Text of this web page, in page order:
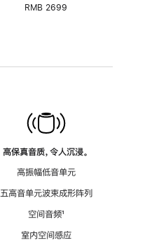
RMB 2699
高保真音质，令人沉浸。
高振幅低音单元
五高音单元波束成形阵列
空间音频脚
¹
室内空间感应